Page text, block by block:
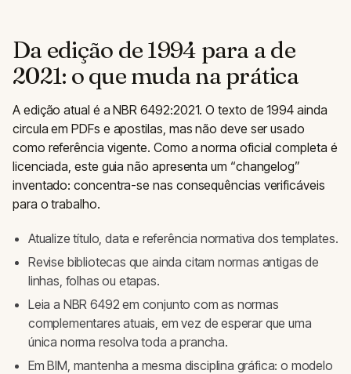
Da edição de 1994 para a de
2021: o que muda na prática
A edição atual é a NBR 6492:2021. O texto de 1994 ainda
circula em PDFs e apostilas, mas não deve ser usado
como referência vigente. Como a norma oficial completa é
licenciada, este guia não apresenta um “changelog”
inventado: concentra-se nas consequências verificáveis
para o trabalho.
Atualize título, data e referência normativa dos templates.
Revise bibliotecas que ainda citam normas antigas de
linhas, folhas ou etapas.
Leia a NBR 6492 em conjunto com as normas
complementares atuais, em vez de esperar que uma
única norma resolva toda a prancha.
Em BIM, mantenha a mesma disciplina gráfica: o modelo